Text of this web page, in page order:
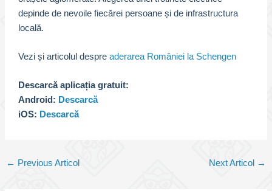
depinde de nevoile fiecărei persoane și de infrastructura
locală.
Vezi și articolul despre aderarea României la Schengen
Descarcă aplicația gratuit:
Android: Descarcă
iOS: Descarcă
Post
← Previous Articol Next Articol →